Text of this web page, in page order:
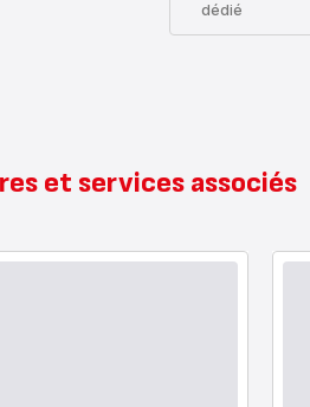
dédié
et services associés